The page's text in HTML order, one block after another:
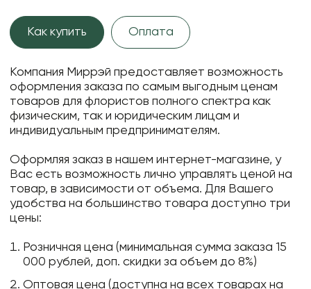
Как купить Оплата
Компания Миррэй предоставляет возможность
оформления заказа по самым выгодным ценам
товаров для флористов полного спектра как
физическим, так и юридическим лицам и
индивидуальным предпринимателям.
Оформляя заказ в нашем интернет-магазине, у
Вас есть возможность лично управлять ценой на
товар, в зависимости от объема. Для Вашего
удобства на большинство товара доступно три
цены:
Розничная цена (минимальная сумма заказа 15
000 рублей, доп. скидки за объем до 8%)
Оптовая цена (доступна на всех товарах на